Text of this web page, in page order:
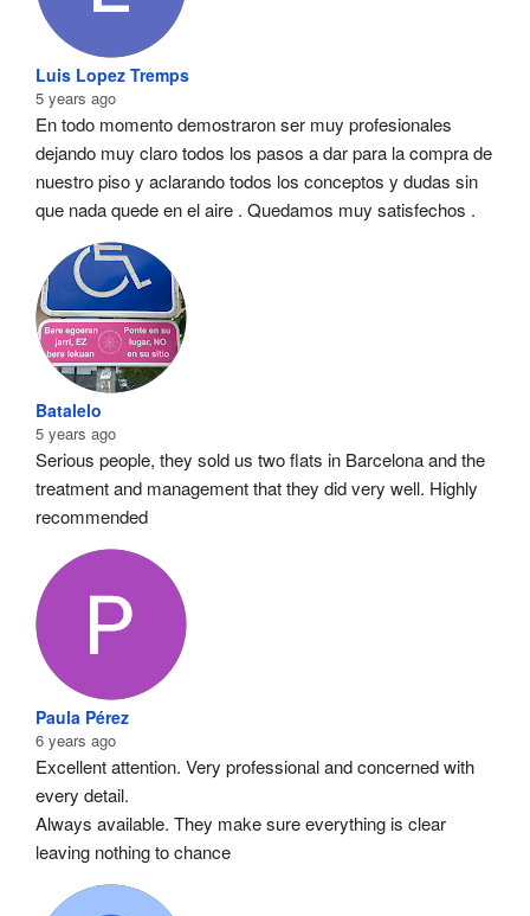
Luis Lopez Tremps
5 years ago
En todo momento demostraron ser muy profesionales
dejando muy claro todos los pasos a dar para la compra de
nuestro piso y aclarando todos los conceptos y dudas sin
que nada quede en el aire . Quedamos muy satisfechos .
Batalelo
5 years ago
Serious people, they sold us two flats in Barcelona and the
treatment and management that they did very well. Highly
recommended
Paula Pérez
6 years ago
Excellent attention. Very professional and concerned with
every detail.
Always available. They make sure everything is clear
leaving nothing to chance